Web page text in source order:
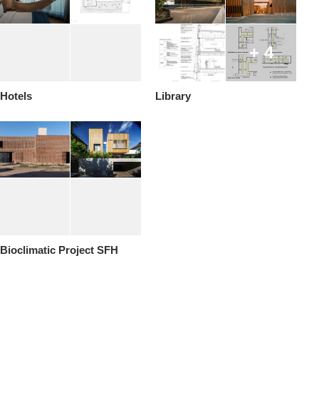
Hotels
+ 4
Library
Bioclimatic Project SFH